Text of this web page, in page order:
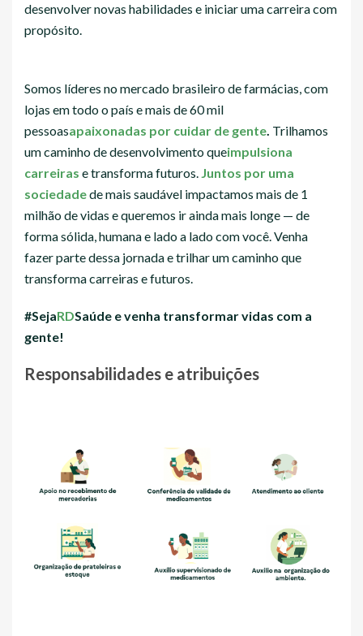
desenvolver novas habilidades e iniciar uma carreira com
propósito.
Somos líderes no mercado brasileiro de farmácias, com
lojas em todo o país e mais de 60 mil
pessoasapaixonadas por cuidar de gente. Trilhamos
um caminho de desenvolvimento queimpulsiona
carreiras e transforma futuros. Juntos por uma
sociedadede mais saudável impactamos mais de 1
milhão de vidas e queremos ir ainda mais longe — de
forma sólida, humana e lado a lado com você. Venha
fazer parte dessa jornada e trilhar um caminho que
transforma carreiras e futuros.
#SejaRDSaúde e venha transformar vidas com a
gente!
Responsabilidades e atribuições